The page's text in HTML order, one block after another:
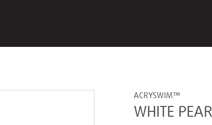
ACRYSWIM™
WHITE